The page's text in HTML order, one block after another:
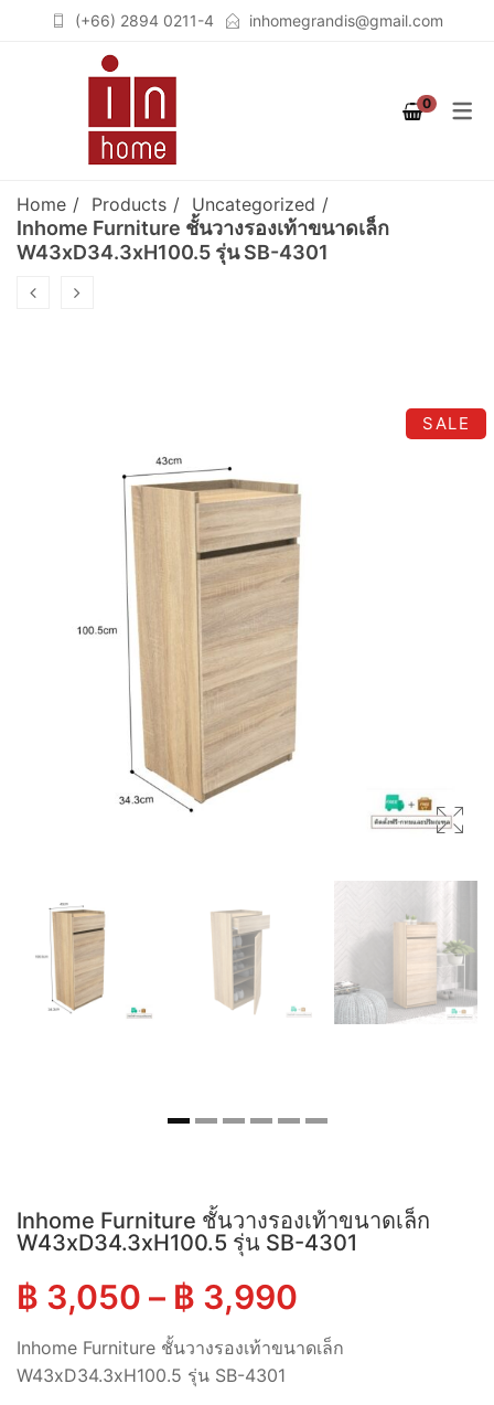
COLLECTION
STUTTGART
BERLIN
ROOM
เฟอร์นิเจอร์สำหรับห้องนอน
เฟอร์นิเจอร์สำหรับห้องนั่งเล่น
PRODUCT
เตียงนอน (BEDS)
IN CLOSET)
(SIDEBOARDS)
โต๊ะกลาง (COFFEE TABLES)
ตู้ลิ้นชัก (DRAWER CHESTS)
โต๊ะเครื่องแป้ง (DRESSING
ชั้นวางของ (SHELVES)
ชั้นวางรองเท้า (SHOES
โต๊ะทำงาน (DESKS)
(+66) 2894 0211-4 inhomegrandis@gmail.com
0
Home Products Uncategorized
Inhome Furniture ชั้นวางรองเท้าขนาดเล็ก
W43xD34.3xH100.5 รุ่น SB-4301
SALE
Inhome Furniture ชั้นวางรองเท้าขนาดเล็ก
W43xD34.3xH100.5 รุ่น SB-4301
฿ 3,050 – ฿ 3,990
Inhome Furniture ชั้นวางรองเท้าขนาดเล็ก
W43xD34.3xH100.5 รุ่น SB-4301